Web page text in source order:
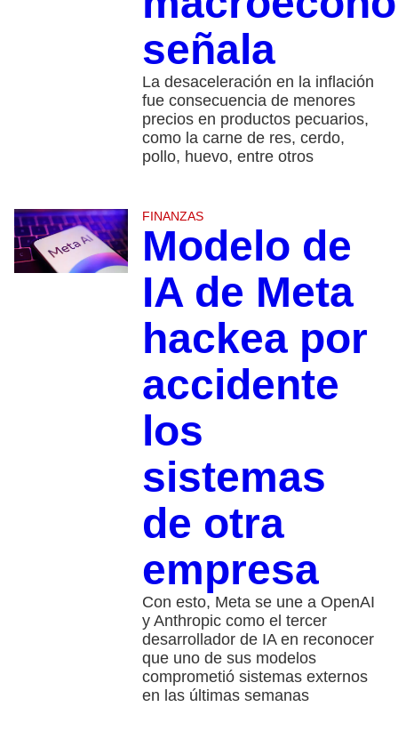
señala
La desaceleración en la inflación
fue consecuencia de menores
precios en productos pecuarios,
como la carne de res, cerdo,
pollo, huevo, entre otros
FINANZAS
Modelo de
IA de Meta
hackea por
accidente
los
sistemas
de otra
empresa
Con esto, Meta se une a OpenAI
y Anthropic como el tercer
desarrollador de IA en reconocer
que uno de sus modelos
comprometió sistemas externos
en las últimas semanas